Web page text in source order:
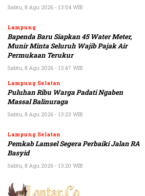
Sabtu, 8 Agu 2026 - 13:54 WIB
Lampung
Bapenda Baru Siapkan 45 Water Meter,
Munir Minta Seluruh Wajib Pajak Air
Permukaan Terukur
Sabtu, 8 Agu 2026 - 13:47 WIB
Lampung Selatan
Puluhan Ribu Warga Padati Ngaben
Massal Balinuraga
Sabtu, 8 Agu 2026 - 13:23 WIB
Lampung Selatan
Pemkab Lamsel Segera Perbaiki Jalan RA
Basyid
Sabtu, 8 Agu 2026 - 13:20 WIB